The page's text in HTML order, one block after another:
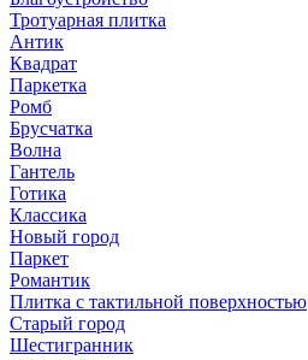
Тротуарная плитка
Антик
Квадрат
Паркетка
Ромб
Брусчатка
Волна
Гантель
Готика
Классика
Новый город
Паркет
Романтик
Плитка с тактильной поверхностью
Старый город
Шестигранник